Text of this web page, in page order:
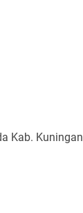
Kab. Kuningan